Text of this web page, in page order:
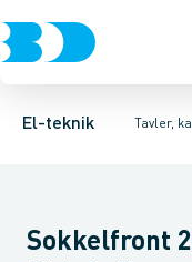
El-teknik Tavler,
Afbrydere,
Tavler, kapsling og
Ventilationsplade
Sokkelfront